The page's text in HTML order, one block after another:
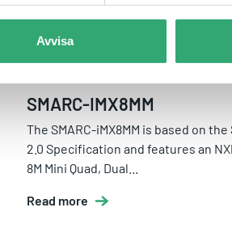
Avvisa
SMARC-IMX8MM
The SMARC-iMX8MM is based on the
2.0 Specification and features an
8M Mini Quad, Dual...
Read more